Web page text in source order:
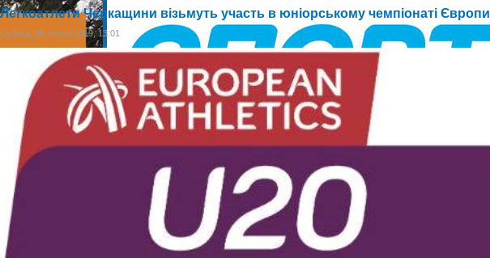
Легкоатлети Черкащини візьмуть участь в юніорському чемпіонаті Європи
Субота, 06 липня 2019, 13:01